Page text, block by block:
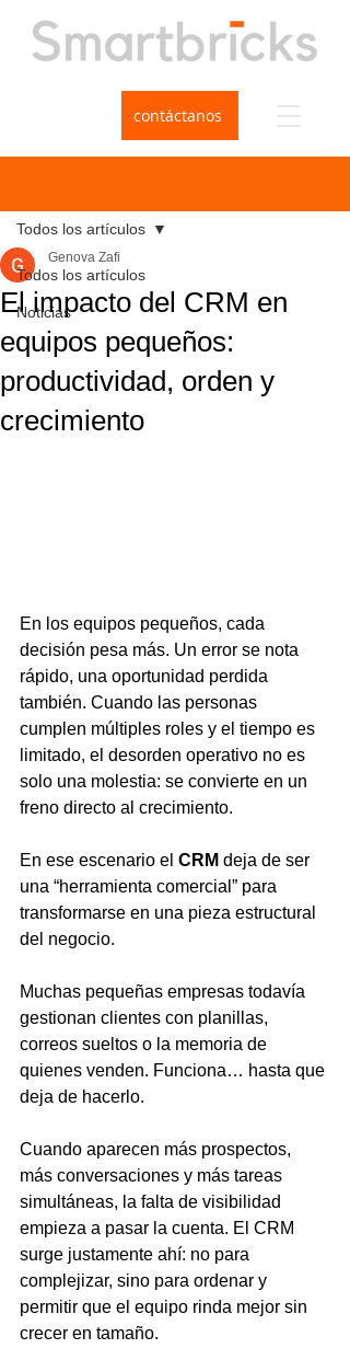
contáctanos
Todos los artículos
Noticias
Todos los artículos
El impacto del CRM en
equipos pequeños:
productividad, orden y
crecimiento
Genova Zafi
En los equipos pequeños, cada
decisión pesa más. Un error se nota
rápido, una oportunidad perdida
también. Cuando las personas
cumplen múltiples roles y el tiempo es
limitado, el desorden operativo no es
solo una molestia: se convierte en un
freno directo al crecimiento.
En ese escenario el CRM deja de ser
una “herramienta comercial” para
transformarse en una pieza estructural
del negocio.
Muchas pequeñas empresas todavía
gestionan clientes con planillas,
correos sueltos o la memoria de
quienes venden. Funciona… hasta que
deja de hacerlo.
Cuando aparecen más prospectos,
más conversaciones y más tareas
simultáneas, la falta de visibilidad
empieza a pasar la cuenta. El CRM
surge justamente ahí: no para
complejizar, sino para ordenar y
permitir que el equipo rinda mejor sin
crecer en tamaño.